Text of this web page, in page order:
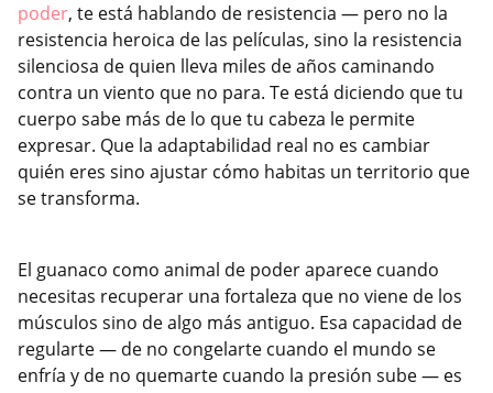
poder, te está hablando de resistencia — pero no la
resistencia heroica de las películas, sino la resistencia
silenciosa de quien lleva miles de años caminando
contra un viento que no para. Te está diciendo que tu
cuerpo sabe más de lo que tu cabeza le permite
expresar. Que la adaptabilidad real no es cambiar
quién eres sino ajustar cómo habitas un territorio que
se transforma.
El guanaco como animal de poder aparece cuando
necesitas recuperar una fortaleza que no viene de los
músculos sino de algo más antiguo. Esa capacidad de
regularte — de no congelarte cuando el mundo se
enfría y de no quemarte cuando la presión sube — es